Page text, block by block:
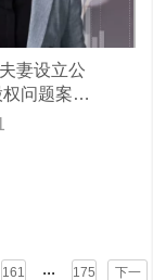
妻设立公
问题案例
161 ... 175 下一